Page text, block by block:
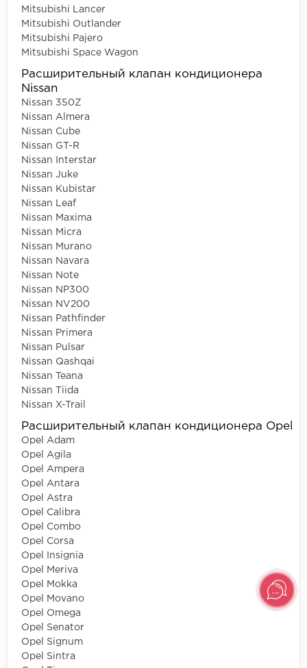
Mitsubishi Lancer
Mitsubishi Outlander
Mitsubishi Pajero
Mitsubishi Space Wagon
Расширительный клапан кондиционера
Nissan
Nissan 350Z
Nissan Almera
Nissan Cube
Nissan GT-R
Nissan Interstar
Nissan Juke
Nissan Kubistar
Nissan Leaf
Nissan Maxima
Nissan Micra
Nissan Murano
Nissan Navara
Nissan Note
Nissan NP300
Nissan NV200
Nissan Pathfinder
Nissan Primera
Nissan Pulsar
Nissan Qashqai
Nissan Teana
Nissan Tiida
Nissan X-Trail
Расширительный клапан кондиционера Opel
Opel Adam
Opel Agila
Opel Ampera
Opel Antara
Opel Astra
Opel Calibra
Opel Combo
Opel Corsa
Opel Insignia
Opel Meriva
Opel Mokka
Opel Movano
Opel Omega
Opel Senator
Opel Signum
Opel Sintra